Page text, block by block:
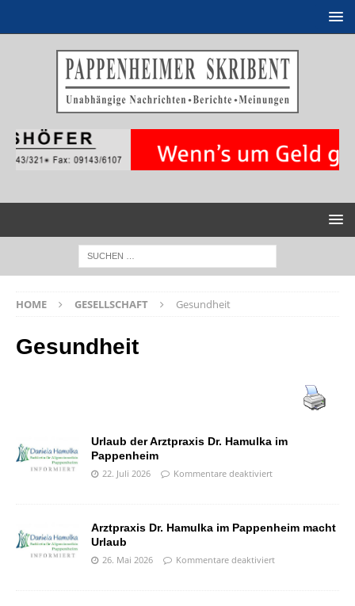
HOME GESELLSCHAFT Gesundheit
Gesundheit
Urlaub der Arztpraxis Dr. Hamulka im
Pappenheim
22. Juli 2026 Kommentare deaktiviert
Arztpraxis Dr. Hamulka im Pappenheim macht
Urlaub
26. Mai 2026 Kommentare deaktiviert